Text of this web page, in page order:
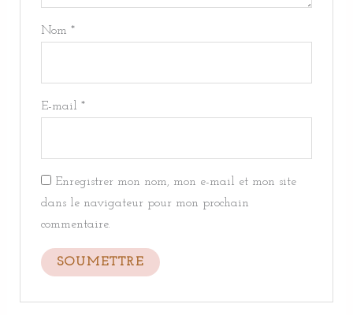
Nom*
E-mail*
Enregistrer mon nom, mon e-mail et mon site
dans le navigateur pour mon prochain
commentaire.